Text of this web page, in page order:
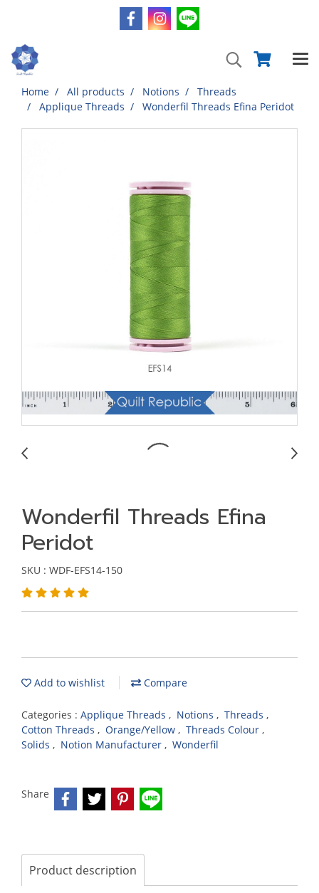
Home All products Notions
Threads
Applique Threads
Wonderfil Threads Efina Peridot
Wonderfil Threads Efina
Peridot
SKU : WDF-EFS14-150
Add to wishlist Compare
Categories : Applique Threads , Notions , Threads ,
Cotton Threads , Orange/Yellow , Threads Colour ,
Solids , Notion Manufacturer , Wonderfil
Share
Product description